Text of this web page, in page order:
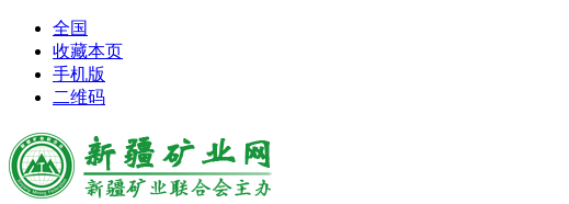
全国
收藏本页
手机版
二维码